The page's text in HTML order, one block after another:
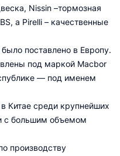
Nissin –тормозная
а Pirelli – качественные
поставлено в Европу.
под маркой Macbor
— под именем
Китае среди крупнейших
с большим объемом
производству